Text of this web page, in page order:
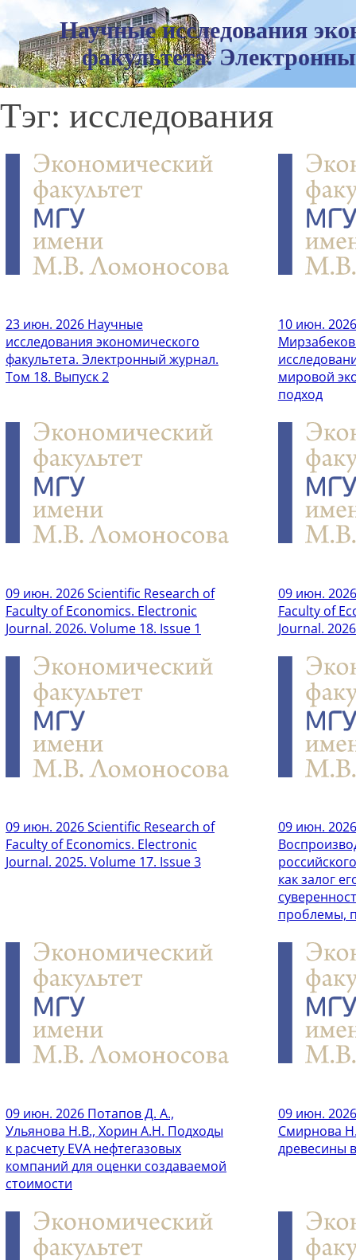
Научные исследования
факультета.
Тэг: исследования
23 июн. 2026 Научные
исследования экономического
факультета. Электронный журнал.
Том 18. Выпуск 2
10 июн. 2026
мировой
подход
09 июн. 2026Scientific Research of
Faculty of Economics. Electronic
Journal. 2026. Volume 18. Issue 1
09 июн. 2026
Faculty of
Journal.
09 июн. 2026Scientific Research of
Faculty of Economics. Electronic
Journal. 2025. Volume 17. Issue 3
09 июн. 2026
как залог
проблемы,
09 июн. 2026 Потапов Д. А.,
Ульянова Н.В., Хорин А.Н. Подходы
к расчету EVA нефтегазовых
компаний для оценки создаваемой
стоимости
09 июн. 2026
Смирнова
древесины